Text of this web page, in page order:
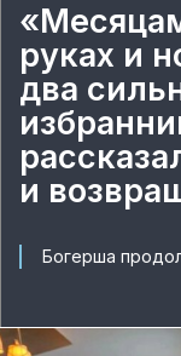
руках и
два
и
Богерша